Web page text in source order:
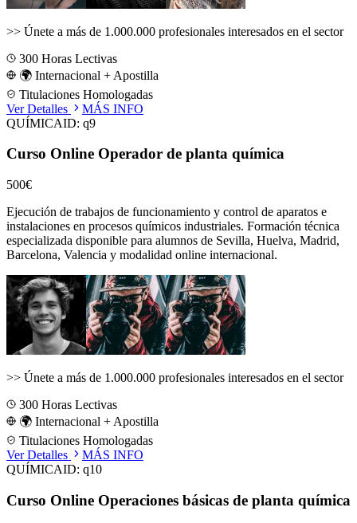
>> Únete a más de 1.000.000 profesionales interesados en el sector
300 Horas Lectivas
🌍 Internacional + Apostilla
Titulaciones Homologadas
Ver Detalles
MÁS INFO
QUÍMICAID: q9
Curso Online Operador de planta química
500€
Ejecución de trabajos de funcionamiento y control de aparatos e
instalaciones en procesos químicos industriales. Formación técnica
especializada disponible para alumnos de Sevilla, Huelva, Madrid,
Barcelona, Valencia y modalidad online internacional.
>> Únete a más de 1.000.000 profesionales interesados en el sector
300 Horas Lectivas
🌍 Internacional + Apostilla
Titulaciones Homologadas
Ver Detalles
MÁS INFO
QUÍMICAID: q10
Curso Online Operaciones básicas de planta química